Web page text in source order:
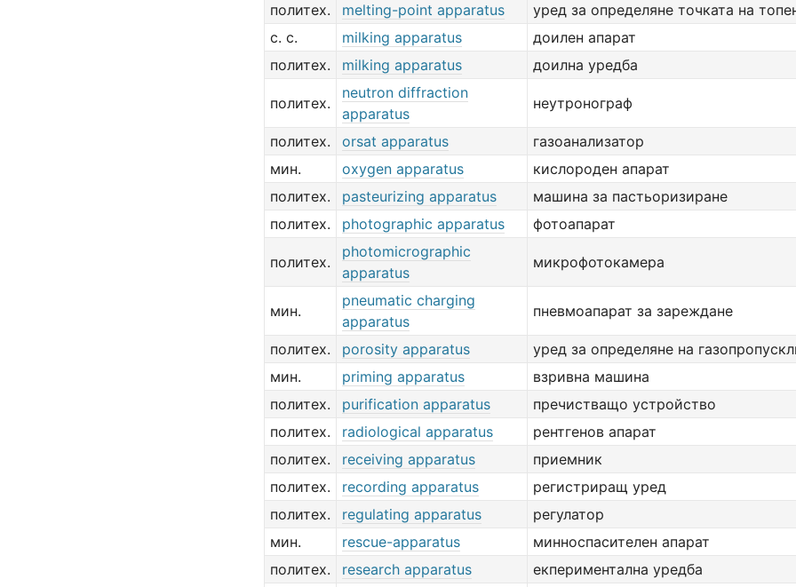
политех.
melting-point apparatus
уред за определяне точката на
с. с.
milking apparatus
доилен апарат
политех.
milking apparatus доилна уредба
политех.
neutron diffraction
apparatus
неутронограф
политех. orsat apparatus
газоанализатор
мин.
oxygen apparatus
кислороден апарат
политех.
pasteurizing apparatus
машина за пастьоризиране
политех.
photographic apparatus фотоапарат
политех.
photomicrographic
apparatus
микрофотокамера
мин.
pneumatic charging
apparatus
пневмоапарат за зареждане
политех. porosity apparatus
уред за определяне на
мин.
priming apparatus
взривна машина
политех.
purification apparatus
пречистващо устройство
политех.
radiological apparatus
рентгенов апарат
политех.
receiving apparatus
приемник
политех.
recording apparatus
регистриращ уред
политех.
regulating apparatus
регулатор
мин.
rescue-apparatus
минноспасителен апарат
политех.
research apparatus
екпериментална уредба